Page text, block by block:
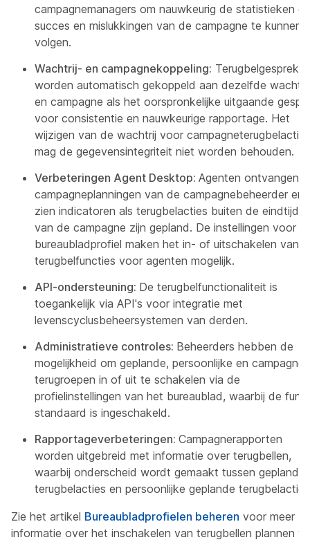
campagnemanagers om nauwkeurig de statistieken
succes en mislukkingen van de campagne te kunnen
volgen.
Wachtrij- en campagnekoppeling:
worden automatisch gekoppeld aan dezelfde wachtrij
en campagne als het oorspronkelijke uitgaande
voor consistentie en nauwkeurige rapportage. Het
wijzigen van de wachtrij voor campagneterugbelacties
mag de gegevensintegriteit niet worden behouden.
Verbeteringen Agent Desktop: Agenten ontvangen
campagneplanningen van de campagnebeheerder en
zien indicatoren als terugbelacties buiten de
van de campagne zijn gepland. De instellingen voor
bureaubladprofiel maken het in- of uitschakelen van
terugbelfuncties voor agenten mogelijk.
API-ondersteuning: De terugbelfunctionaliteit is
toegankelijk via API's voor integratie met
levenscyclusbeheersystemen van derden.
Administratieve controles: Beheerders hebben de
mogelijkheid om geplande, persoonlijke en campagne-
terugroepen in of uit te schakelen via de
profielinstellingen van het bureaublad, waarbij de
standaard is ingeschakeld.
Rapportageverbeteringen: Campagnerapporten
worden uitgebreid met informatie over terugbellen,
waarbij onderscheid wordt gemaakt tussen geplande
terugbelacties en persoonlijke geplande
Zie het artikel Bureaubladprofielen beheren voor meer
informatie over het inschakelen van terugbellen plannen